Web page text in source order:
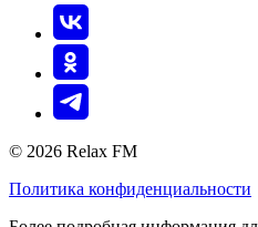
© 2026 Relax FM
Политика конфиденциальности